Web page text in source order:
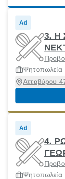
Ad
3. Η
Ψητοπωλεία
Ατταβύρου
Ad
4.
Ψητοπωλεία